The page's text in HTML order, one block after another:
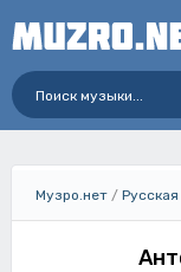
Музро.нет /